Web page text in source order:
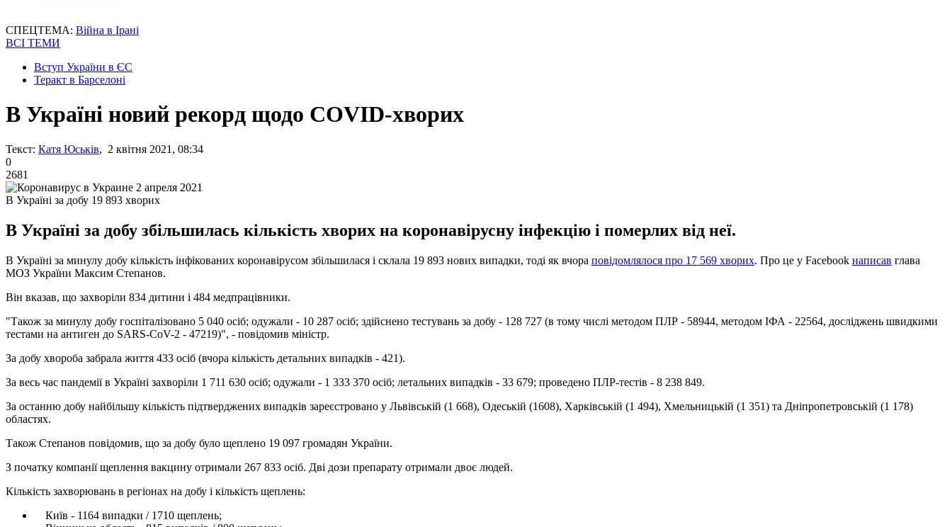
СПЕЦТЕМА: Війна в Ірані
ВСІ ТЕМИ
Вступ України в ЄС
Теракт в Барселоні
В Україні новий рекорд щодо COVID-хворих
Текст: Катя Юськів, 2 квітня 2021, 08:34
0
2681
В Україні за добу 19 893 хворих
В Україні за добу збільшилась кількість хворих на коронавірусну інфекцію і померлих від неї.
В Україні за минулу добу кількість інфікованих коронавірусом збільшилася і склала 19 893 нових випадки, тоді як вчора повідомлялося про 17 569 хворих. Про це у Facebook написав глава
МОЗ України Максим Степанов.
Він вказав, що захворіли 834 дитини і 484 медпрацівники.
"Також за минулу добу госпіталізовано 5 040 осіб; одужали - 10 287 осіб; здійснено тестувань за добу - 128 727 (в тому числі методом ПЛР - 58944, методом ІФА - 22564, досліджень швидкими
тестами на антиген до SARS-CoV-2 - 47219)", - повідомив міністр.
За добу хвороба забрала життя 433 осіб (вчора кількість детальних випадків - 421).
За весь час пандемії в Україні захворіли 1 711 630 осіб; одужали - 1 333 370 осіб; летальних випадків - 33 679; проведено ПЛР-тестів - 8 238 849.
За останню добу найбільшу кількість підтверджених випадків зареєстровано у Львівській (1 668), Одеській (1608), Харківській (1 494), Хмельницькій (1 351) та Дніпропетровській (1 178)
областях.
Також Степанов повідомив, що за добу було щеплено 19 097 громадян України.
З початку компанії щеплення вакцину отримали 267 833 осіб. Дві дози препарату отримали двоє людей.
Кількість захворювань в регіонах на добу і кількість щеплень:
Київ - 1164 випадки / 1710 щеплень;